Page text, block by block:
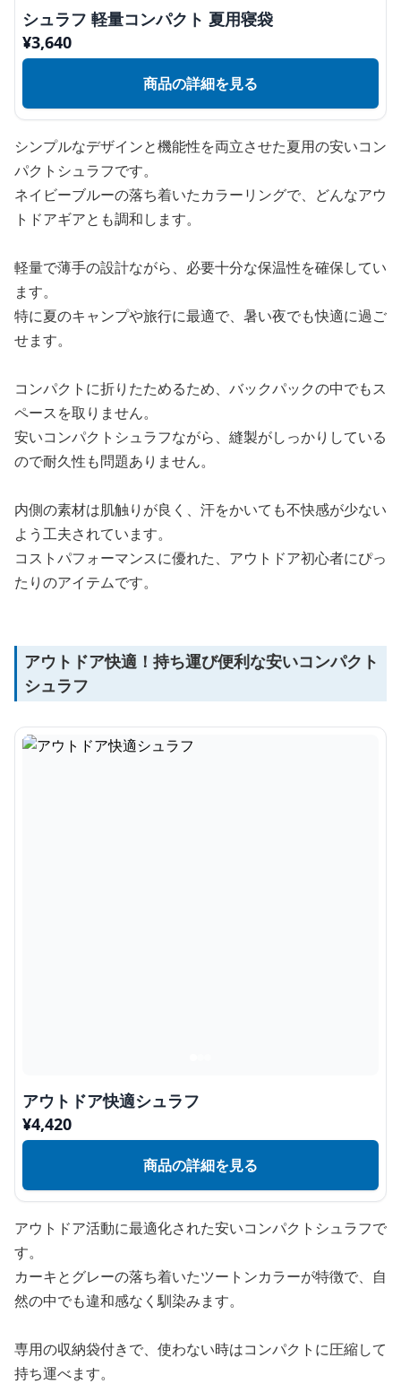
シュラフ 軽量コンパクト 夏用寝袋
¥3,640
商品の詳細を見る
シンプルなデザインと機能性を両立させた夏用の安いコン
パクトシュラフです。
ネイビーブルーの落ち着いたカラーリングで、どんなアウ
トドアギアとも調和します。
軽量で薄手の設計ながら、必要十分な保温性を確保してい
ます。
特に夏のキャンプや旅行に最適で、暑い夜でも快適に過ご
せます。
コンパクトに折りたためるため、バックパックの中でもス
ペースを取りません。
安いコンパクトシュラフながら、縫製がしっかりしている
ので耐久性も問題ありません。
内側の素材は肌触りが良く、汗をかいても不快感が少ない
よう工夫されています。
コストパフォーマンスに優れた、アウトドア初心者にぴっ
たりのアイテムです。
アウトドア快適！持ち運び便利な安いコンパクト
シュラフ
アウトドア快適シュラフ
¥4,420
商品の詳細を見る
アウトドア活動に最適化された安いコンパクトシュラフで
す。
カーキとグレーの落ち着いたツートンカラーが特徴で、自
然の中でも違和感なく馴染みます。
専用の収納袋付きで、使わない時はコンパクトに圧縮して
持ち運べます。